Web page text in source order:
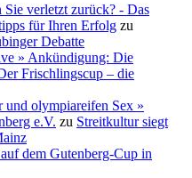
Sie verletzt zurück? - Das
für Ihren Erfolg zu
Debatte
» Ankündigung: Die
Frischlingscup – die
olympiareifen Sex »
e.V. zu Streitkultur siegt
dem Gutenberg-Cup in